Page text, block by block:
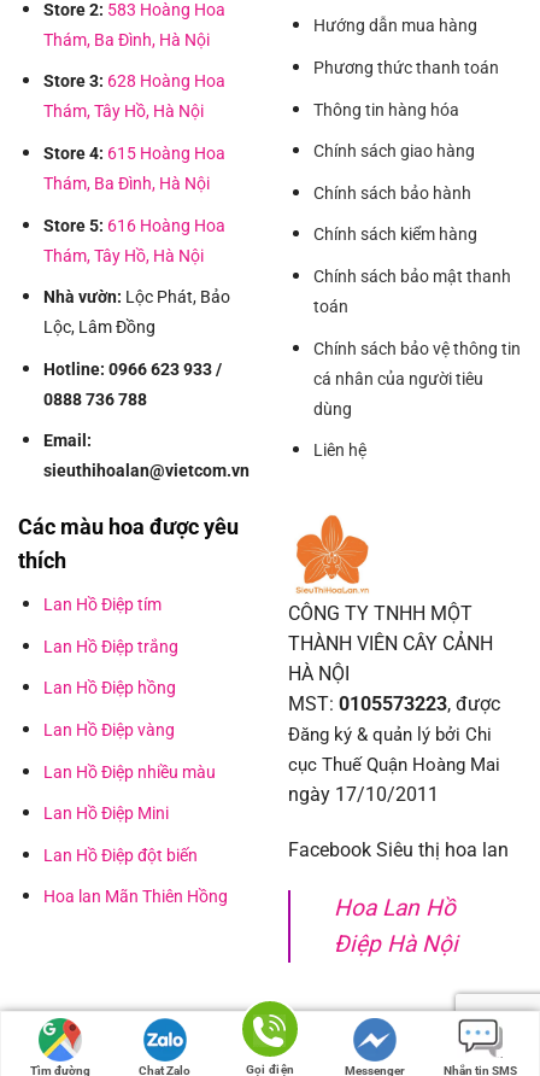
Store 2: 583 Hoàng Hoa
Thám, Ba Đình, Hà Nội
Store 3: 628 Hoàng Hoa
Thám, Tây Hồ, Hà Nội
Store 4: 615 Hoàng Hoa
Thám, Ba Đình, Hà Nội
Store 5: 616 Hoàng Hoa
Thám, Tây Hồ, Hà Nội
Nhà vườn: Lộc Phát, Bảo
Lộc, Lâm Đồng
Hotline: 0966 623 933 /
0888 736 788
Email:
sieuthihoalan@vietcom.vn
Hướng dẫn mua hàng
Phương thức thanh toán
Thông tin hàng hóa
Chính sách giao hàng
Chính sách bảo hành
Chính sách kiểm hàng
Chính sách bảo mật thanh
toán
Chính sách bảo vệ thông tin
cá nhân của người tiêu
dùng
Liên hệ
Các màu hoa được yêu
thích
Lan Hồ Điệp tím
Lan Hồ Điệp trắng
Lan Hồ Điệp hồng
Lan Hồ Điệp vàng
Lan Hồ Điệp nhiều màu
Lan Hồ Điệp Mini
Lan Hồ Điệp đột biến
Hoa lan Mãn Thiên Hồng
CÔNG TY TNHH MỘT
THÀNH VIÊN CÂY CẢNH
HÀ NỘI
MST: 0105573223, được
Đăng ký & quản lý bởi Chi
cục Thuế Quận Hoàng Mai
ngày 17/10/2011
Facebook Siêu thị hoa lan
Hoa Lan Hồ
Điệp Hà Nội
Tìm đường Chat Zalo Gọi điện Messenger Nhắn tin SMS